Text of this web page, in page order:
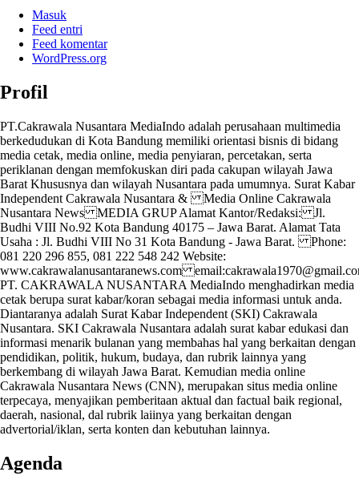
Masuk
Feed entri
Feed komentar
WordPress.org
Profil
PT.Cakrawala Nusantara MediaIndo adalah perusahaan multimedia
berkedudukan di Kota Bandung memiliki orientasi bisnis di bidang
media cetak, media online, media penyiaran, percetakan, serta
periklanan dengan memfokuskan diri pada cakupan wilayah Jawa
Barat Khususnya dan wilayah Nusantara pada umumnya. Surat Kabar
Independent Cakrawala Nusantara & Media Online Cakrawala
Nusantara News MEDIA GRUP Alamat Kantor/Redaksi: Jl.
Budhi VIII No.92 Kota Bandung 40175 – Jawa Barat. Alamat Tata
Usaha : Jl. Budhi VIII No 31 Kota Bandung - Jawa Barat. Phone:
081 220 296 855, 081 222 548 242 Website:
www.cakrawalanusantaranews.com
PT. CAKRAWALA NUSANTARA MediaIndo menghadirkan media
cetak berupa surat kabar/koran sebagai media informasi untuk anda.
Diantaranya adalah Surat Kabar Independent (SKI) Cakrawala
Nusantara. SKI Cakrawala Nusantara adalah surat kabar edukasi dan
informasi menarik bulanan yang membahas hal yang berkaitan dengan
pendidikan, politik, hukum, budaya, dan rubrik lainnya yang
berkembang di wilayah Jawa Barat. Kemudian media online
Cakrawala Nusantara News (CNN), merupakan situs media online
terpecaya, menyajikan pemberitaan aktual dan factual baik regional,
daerah, nasional, dal rubrik laiinya yang berkaitan dengan
advertorial/iklan, serta konten dan kebutuhan lainnya.
Agenda